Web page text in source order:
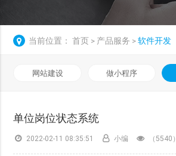
当前位置： 首页 > 产品服务 >软件开发
网站建设 做小程序
单位岗位状态系统
2022-02-11 08:35:51 小编 （ 5540）